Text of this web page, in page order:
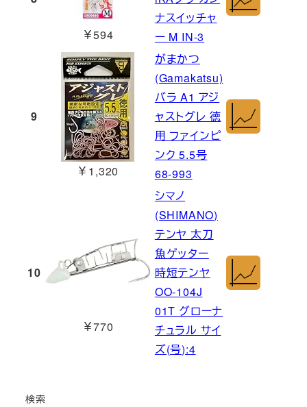
￥594
ナスイッチャ
ー M IN-3
9
￥1,320
がまかつ
(Gamakatsu)
バラ A1 アジ
ャストグレ 徳
用 ファインピ
ンク 5.5号
68-993
10
￥770
シマノ
(SHIMANO)
テンヤ 太刀
魚ゲッター
時短テンヤ
OO-104J
01T グローナ
チュラル サイ
ズ(号):4
検索